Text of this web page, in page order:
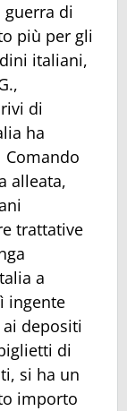
di
più per gli
italiani,
di
ha
alleata,
trattative
a
ingente
depositi
di
si ha un
importo